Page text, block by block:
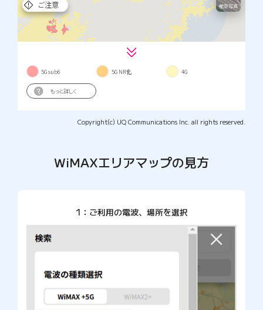
Copyright(c) UQ Communications Inc. all rights reserved.
WiMAXエリアマップの見方
1：ご利用の電波、場所を選択